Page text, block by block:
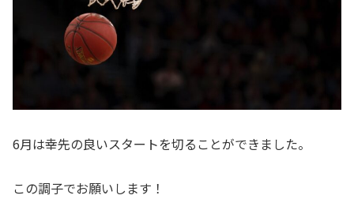
6月は幸先の良いスタートを切ることができました。
この調子でお願いします！